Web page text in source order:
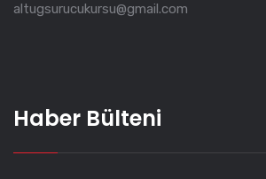
altugsurucukursu@gmail.com
Haber Bülteni